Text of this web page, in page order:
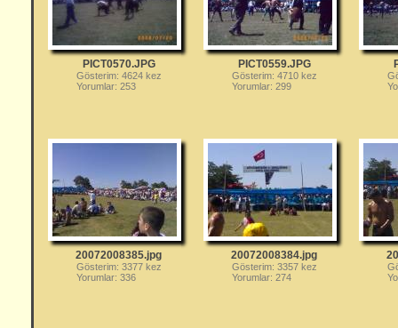
PICT0570.JPG
Gösterim: 4624 kez
Yorumlar: 253
PICT0559.JPG
Gösterim: 4710 kez
Yorumlar: 299
20072008385.jpg
Gösterim: 3377 kez
Yorumlar: 336
20072008384.jpg
Gösterim: 3357 kez
Yorumlar: 274